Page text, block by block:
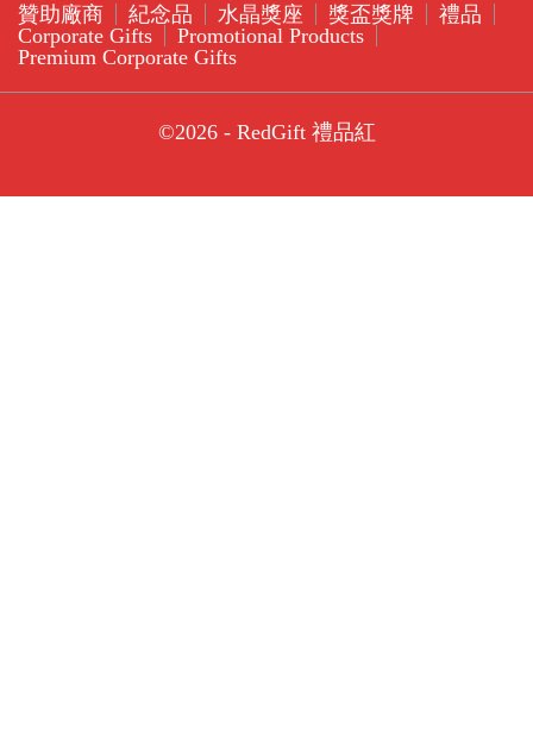
贊助廠商 紀念品 水晶獎座 獎盃獎牌
禮品
Corporate Gifts
Promotional Products
Premium Corporate Gifts
©2026 - RedGift 禮品紅